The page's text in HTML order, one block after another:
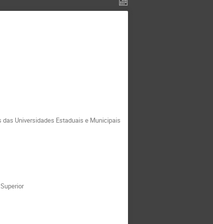
Universidades Estaduais e Municipais